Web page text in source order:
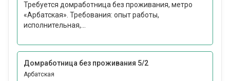
Требуется домработница без проживания, метро
«Арбатская». Требования: опыт работы,
исполнительная,...
Домработница без проживания 5/2
Арбатская